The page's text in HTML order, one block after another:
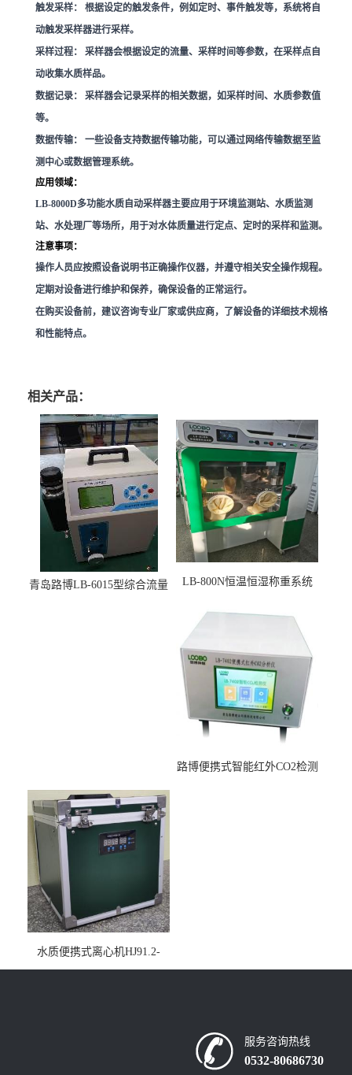
触发采样：
根据设定的触发条件，例如定时、事件触发等，系统将自
动触发采样器进行采样。
采样过程：
采样器会根据设定的流量、采样时间等参数，在采样点自
动收集水质样品。
数据记录：
采样器会记录采样的相关数据，如采样时间、水质参数值
等。
数据传输：
一些设备支持数据传输功能，可以通过网络传输数据至监
测中心或数据管理系统。
应用领域：
LB-8000D多功能水质自动采样器主要应用于环境监测站、水质监测
站、水处理厂等场所，用于对水体质量进行定点、定时的采样和监测。
注意事项：
操作人员应按照设备说明书正确操作仪器，并遵守相关安全操作规程。
定期对设备进行维护和保养，确保设备的正常运行。
在购买设备前，建议咨询专业厂家或供应商，了解设备的详细技术规格
和性能特点。
相关产品：
青岛路博LB-6015型综合流量
LB-800N恒温恒湿称重系统
路博便携式智能红外CO2检测
水质便携式离心机HJ91.2-
2022地表水总磷监测内置有
服务咨询热线
0532-80686730